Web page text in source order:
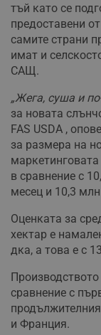
тъй като се
предоставени
самите страни
имат и
САЩ.
„Жега, суша и
за новата
FAS USDA ,
за размера на
в сравнение с
месец и 10,3
Оценката за
хектар е
дка, а това е с
сравнение с
и Франция.